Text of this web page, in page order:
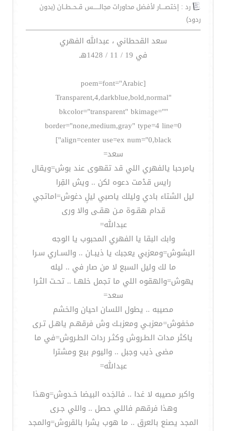
رد : إختصــــار لأفضل محاورات مجالــــــس قــحــطــان (بدون
ردود)
سعد القحطاني ، عبدالله الفهري
في 19 / 11 / 1428هـ
[poem=font="Arabic
Transparent,4,darkblue,bold,normal"
bkcolor="transparent" bkimage=""
border="none,medium,gray" type=4 line=0
align=center use=ex num="0,black"]
سعد=
يامرحبا يالفهري اللي قد تقهوى عند بوش=ويقال
رايس قدْمت دعوه لكن .. ويش القِرا
ليل الشتاء بادي وليلك ياصبي ليلٍ دغوش=اماتجي
قدام هقـوة مـن هقـى والا ورى
عبدالله=
وابك البقا يا الفهري المحبوب يا الوجه
البشوش=ومعزبي يعجبك يا ذيبـان .. والسـاري سـرا
ما لك وليل السبع لا من صار في .. ليله
يهوش=والهقوه اللي ما تجمل خلهـا .. تحـت الثـرا
سعد=
مصيبه .. يطول اللسان احيان والخشم
مخفوش=معزبـي ومعزبـك وش فرقهـم ياهـل تـرى
ياكثر مدات الطـروش وكثـر ردات الطـروش=في ما
مضى ذيب وجبل .. واليوم بيع ومشترا
عبدالله=
واكبر مصيبه لا غدا .. فالخِده البيضا خـدوش=وهذا
وهذا فرقهم فاللي حصل .. واللي جـرى
المجد يصنع بالعرق .. ما هوب يشرا بالقروش=والمجد